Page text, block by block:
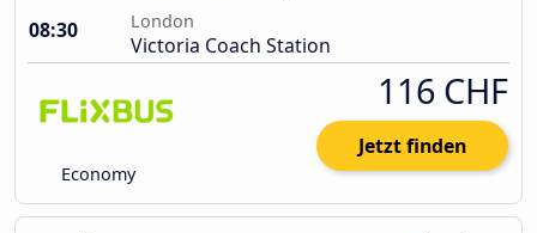
08:30
London
Victoria Coach Station
Economy
116 CHF
Jetzt finden